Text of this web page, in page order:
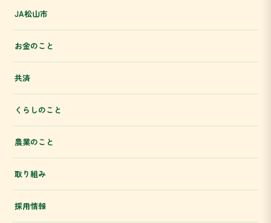
JA松山市
お金のこと
共済
くらしのこと
農業のこと
取り組み
採用情報